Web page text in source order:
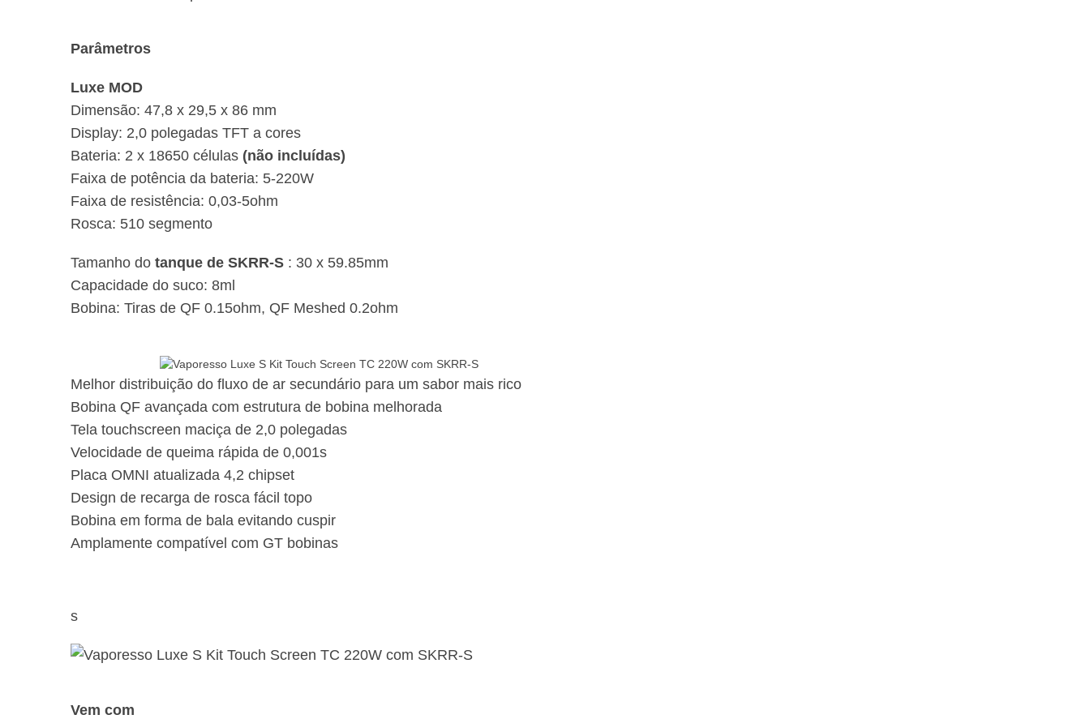
Parâmetros
Luxe MOD
Dimensão: 47,8 x 29,5 x 86 mm
Display: 2,0 polegadas TFT a cores
Bateria: 2 x 18650 células (não incluídas)
Faixa de potência da bateria: 5-220W
Faixa de resistência: 0,03-5ohm
Rosca: 510 segmento
Tamanho dotanque de SKRR-S : 30 x 59.85mm
Capacidade do suco:8ml
Bobina: Tiras de QF 0.15ohm, QF Meshed 0.2ohm
Melhor distribuição do fluxo de ar secundário para um sabor mais rico
Bobina QF avançada com estrutura de bobina melhorada
Tela touchscreen maciça de 2,0 polegadas
Velocidade de queima rápida de 0,001s
Placa OMNI atualizada 4,2 chipset
Design de recarga de rosca fácil topo
Bobina em forma de bala evitando cuspir
Amplamente compatível com GT bobinas
s
Vem com